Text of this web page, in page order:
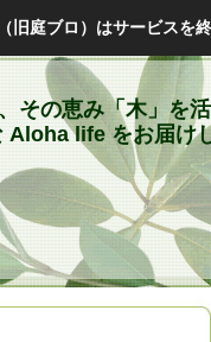
庭ブロ）はサービスを終
その恵み「木」を
Aloha life をお届け